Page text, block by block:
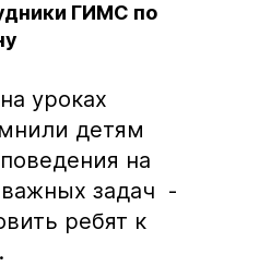
ГИМС по
уроках
детям
на
задач -
ребят к